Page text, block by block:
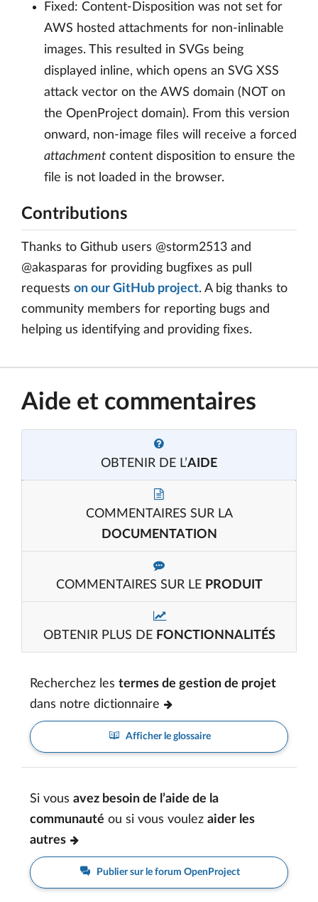
Fixed: Content-Disposition was not set for
AWS hosted attachments for non-inlinable
images. This resulted in SVGs being
displayed inline, which opens an SVG XSS
attack vector on the AWS domain (NOT on
the OpenProject domain). From this version
onward, non-image files will receive a forced
attachment content disposition to ensure the
file is not loaded in the browser.
Contributions
Thanks to Github users @storm2513 and
@akasparas for providing bugfixes as pull
requests on our GitHub project. A big thanks to
community members for reporting bugs and
helping us identifying and providing fixes.
Aide et commentaires
OBTENIR DE L’AIDE
COMMENTAIRES SUR LA
DOCUMENTATION
COMMENTAIRES SUR LE PRODUIT
OBTENIR PLUS DE FONCTIONNALITÉS
Recherchez les termes de gestion de projet
dans notre dictionnaire
Afficher le glossaire
Si vous avez besoin de l’aide de la
communauté ou si vous voulez aider les
autres
Publier sur le forum OpenProject